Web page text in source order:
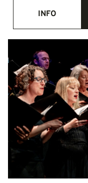
INFO